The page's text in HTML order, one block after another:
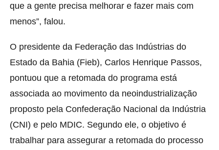
que a gente precisa melhorar e fazer mais com
menos”, falou.
O presidente da Federação das Indústrias do
Estado da Bahia (Fieb), Carlos Henrique Passos,
pontuou que a retomada do programa está
associada ao movimento da neoindustrialização
proposto pela Confederação Nacional da Indústria
(CNI) e pelo MDIC. Segundo ele, o objetivo é
trabalhar para assegurar a retomada do processo